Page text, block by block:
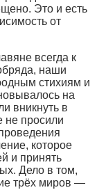
Это и есть
от
всегда к
наши
стихиям и
на
вникнуть в
не просили
которое
и принять
Дело в том,
трёх миров —